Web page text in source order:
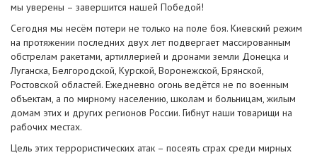
мы уверены – завершится нашей Победой!
Сегодня мы несём потери не только на поле боя. Киевский режим
на протяжении последних двух лет подвергает массированным
обстрелам ракетами, артиллерией и дронами земли Донецка и
Луганска, Белгородской, Курской, Воронежской, Брянской,
Ростовской областей. Ежедневно огонь ведётся не по военным
объектам, а по мирному населению, школам и больницам, жилым
домам этих и других регионов России. Гибнут наши товарищи на
рабочих местах.
Цель этих террористических атак – посеять страх среди мирных